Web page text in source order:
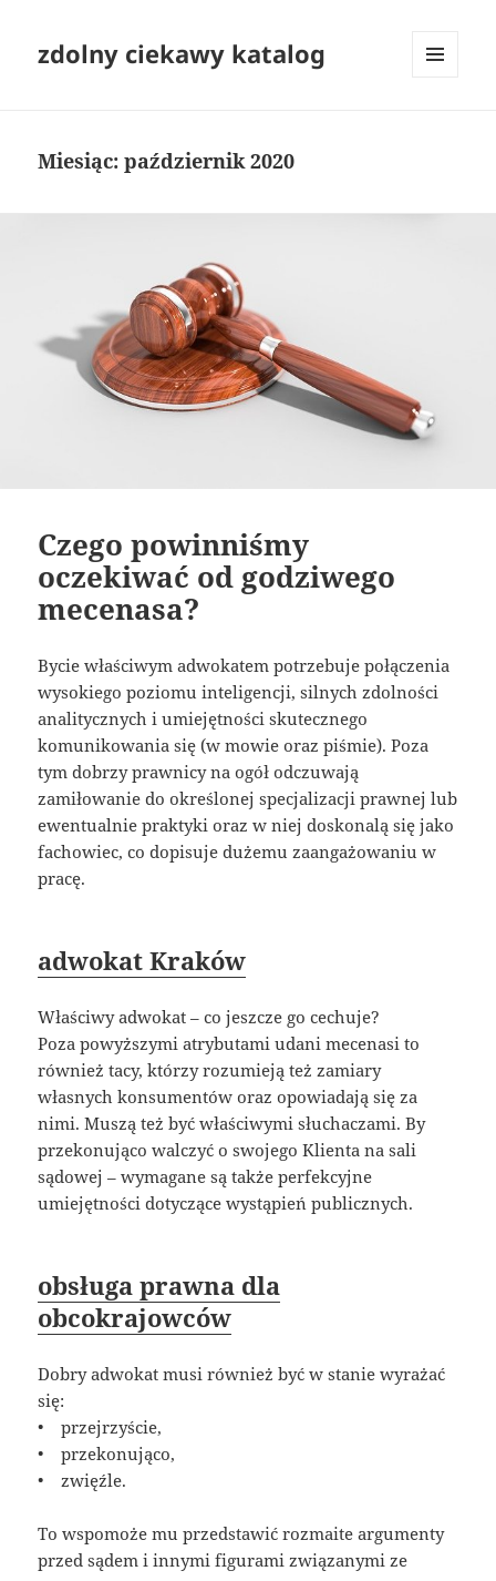
zdolny ciekawy katalog
Miesiąc:październik 2020
Czego powinniśmy
oczekiwać od godziwego
mecenasa?
Bycie właściwym adwokatem potrzebuje połączenia
wysokiego poziomu inteligencji, silnych zdolności
analitycznych i umiejętności skutecznego
komunikowania się (w mowie oraz piśmie). Poza
tym dobrzy prawnicy na ogół odczuwają
zamiłowanie do określonej specjalizacji prawnej lub
ewentualnie praktyki oraz w niej doskonalą się jako
fachowiec, co dopisuje dużemu zaangażowaniu w
pracę.
adwokat Kraków
Właściwy adwokat – co jeszcze go cechuje?
Poza powyższymi atrybutami udani mecenasi to
również tacy, którzy rozumieją też zamiary
własnych konsumentów oraz opowiadają się za
nimi. Muszą też być właściwymi słuchaczami. By
przekonująco walczyć o swojego Klienta na sali
sądowej – wymagane są także perfekcyjne
umiejętności dotyczące wystąpień publicznych.
obsługa prawna dla
obcokrajowców
Dobry adwokat musi również być w stanie wyrażać
się:
• przejrzyście,
• przekonująco,
• zwięźle.
To wspomoże mu przedstawić rozmaite argumenty
przed sądem i innymi figurami związanymi ze